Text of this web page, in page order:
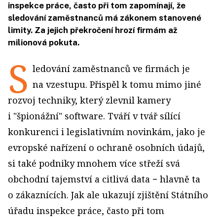
inspekce práce, často při tom zapomínají, že
sledování zaměstnanců má zákonem stanovené
limity. Za jejich překročení hrozí firmám až
milionová pokuta.
S ledování zaměstnanců ve firmách je
na vzestupu. Přispěl k tomu mimo jiné
rozvoj techniky, který zlevnil kamery
i "špionážní" software. Tváří v tvář sílící
konkurenci i legislativním novinkám, jako je
evropské nařízení o ochraně osobních údajů,
si také podniky mnohem více střeží svá
obchodní tajemství a citlivá data − hlavně ta
o zákaznících. Jak ale ukazují zjištění Státního
úřadu inspekce práce, často při tom